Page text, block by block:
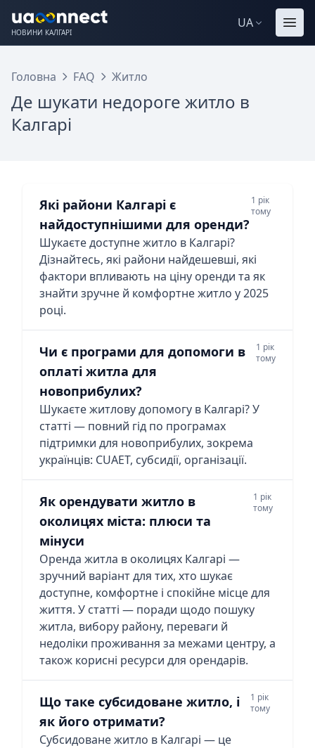
НОВИНИ КАЛГАРІ
UA
Головна FAQ Житло
Де шукати недороге житло в
Калгарі
Які райони Калгарі є
найдоступнішими для оренди?
1 рік
тому
Шукаєте доступне житло в Калгарі?
Дізнайтесь, які райони найдешевші, які
фактори впливають на ціну оренди та як
знайти зручне й комфортне житло у 2025
році.
Чи є програми для допомоги в
оплаті житла для
новоприбулих?
1 рік
тому
Шукаєте житлову допомогу в Калгарі? У
статті — повний гід по програмах
підтримки для новоприбулих, зокрема
українців: CUAET, субсидії, організації.
Як орендувати житло в
околицях міста: плюси та
мінуси
1 рік
тому
Оренда житла в околицях Калгарі —
зручний варіант для тих, хто шукає
доступне, комфортне і спокійне місце для
життя. У статті — поради щодо пошуку
житла, вибору району, переваги й
недоліки проживання за межами центру, а
також корисні ресурси для орендарів.
Що таке субсидоване житло, і
як його отримати?
1 рік
тому
Субсидоване житло в Калгарі — це